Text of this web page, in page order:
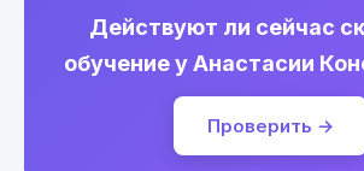
Действуют ли сейчас
обучение у Анастасии
Проверить →